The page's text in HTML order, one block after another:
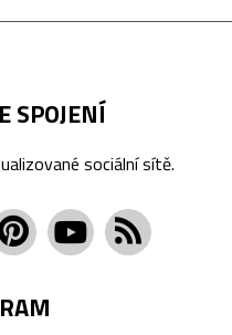
SPOJENÍ
sociální sítě.